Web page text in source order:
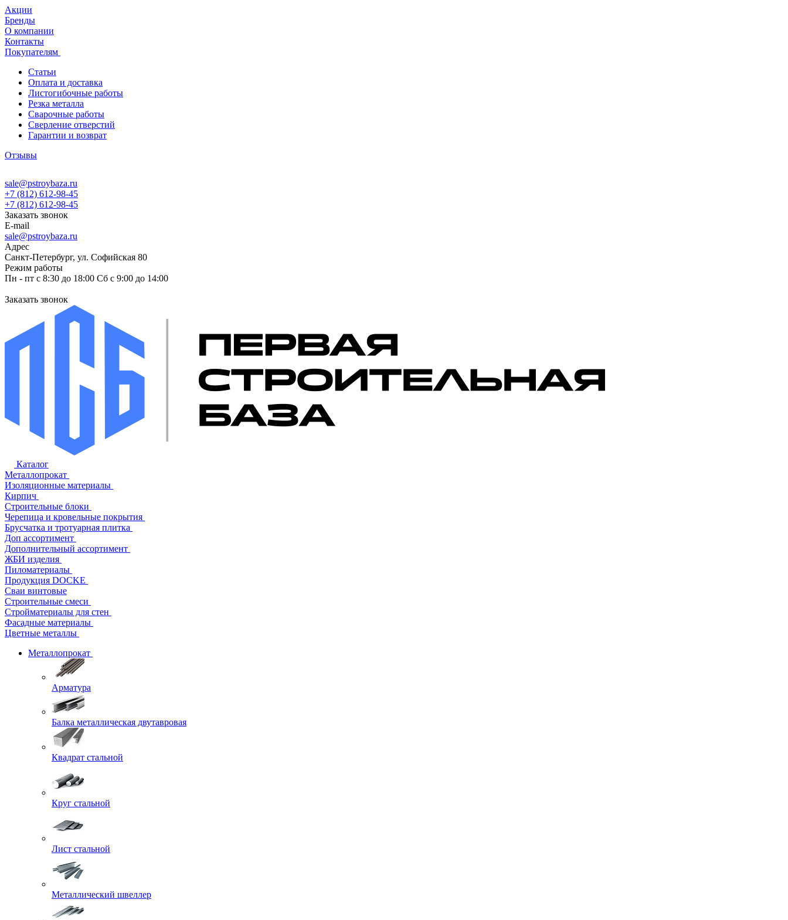
Акции
Бренды
О компании
Контакты
Покупателям
Статьи
Оплата и доставка
Листогибочные работы
Резка металла
Сварочные работы
Сверление отверстий
Гарантии и возврат
Отзывы
sale@pstroybaza.ru
+7 (812) 612-98-45
+7 (812) 612-98-45
Заказать звонок
E-mail
sale@pstroybaza.ru
Адрес
Санкт-Петербург, ул. Софийская 80
Режим работы
Пн - пт с 8:30 до 18:00 Сб с 9:00 до 14:00
Заказать звонок
Каталог
Металлопрокат
Изоляционные материалы
Кирпич
Строительные блоки
Черепица и кровельные покрытия
Брусчатка и тротуарная плитка
Доп ассортимент
Дополнительный ассортимент
ЖБИ изделия
Пиломатериалы
Продукция DOCKE
Сваи винтовые
Строительные смеси
Стройматериалы для стен
Фасадные материалы
Цветные металлы
Металлопрокат
Арматура
Балка металлическая двутавровая
Квадрат стальной
Круг стальной
Лист стальной
Металлический швеллер